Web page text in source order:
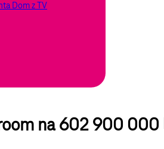
Dom z TV
na 602 900 000